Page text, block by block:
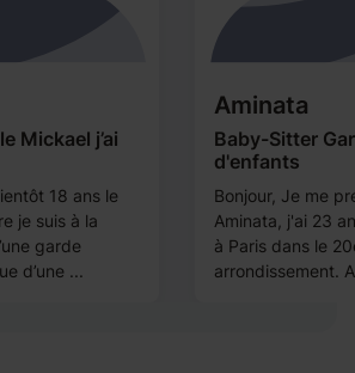
Mickael j’ai
18 ans le
je suis à la
garde
d’une ...
Aminata
Baby-Sitter
d'enfants
Bonjour, Je me
Aminata, j'ai 23
à Paris dans le
arrondissement.